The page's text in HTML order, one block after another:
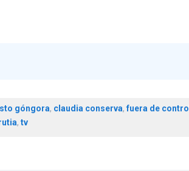
góngora, claudia conserva,fuera de control
, tv